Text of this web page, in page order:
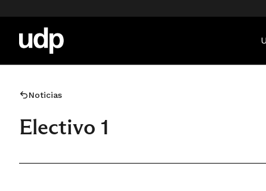
Noticias
Electivo 1